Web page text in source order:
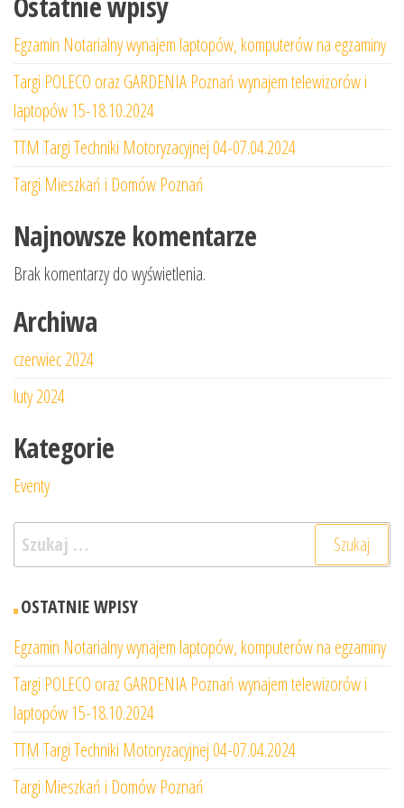
Egzamin Notarialny wynajem laptopów, komputerów na egzaminy
Targi POLECO oraz GARDENIA Poznań wynajem telewizorów i
laptopów 15-18.10.2024
TTM Targi Techniki Motoryzacyjnej 04-07.04.2024
Targi Mieszkań i Domów Poznań
Najnowsze komentarze
Brak komentarzy do wyświetlenia.
Archiwa
czerwiec 2024
luty 2024
Kategorie
Eventy
Szukaj:
OSTATNIE WPISY
Egzamin Notarialny wynajem laptopów, komputerów na egzaminy
Targi POLECO oraz GARDENIA Poznań wynajem telewizorów i
laptopów 15-18.10.2024
TTM Targi Techniki Motoryzacyjnej 04-07.04.2024
Targi Mieszkań i Domów Poznań